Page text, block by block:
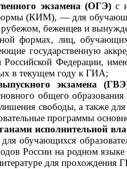
экзамена (ОГЭ)с
(КИМ), — для
рубежом, беженцев и
формах, лиц,
государственную
Федерации,
в текущем году к ГИА;
экзамена
общего
свободы, а также
программы
исполнительной
обучающихся
России на родном
для прохождения